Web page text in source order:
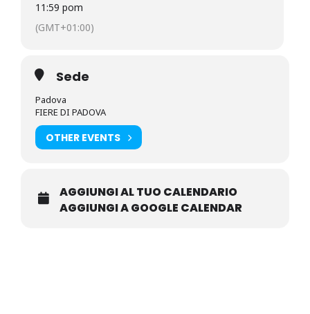
11:59 pom
(GMT+01:00)
Sede
Padova
FIERE DI PADOVA
OTHER EVENTS
AGGIUNGI AL TUO CALENDARIO
AGGIUNGI A GOOGLE CALENDAR